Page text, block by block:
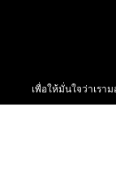
เพื่อให้มั่นใจว่าเร